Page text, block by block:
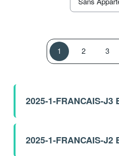
Catégories de
1 Page 12Page 23
2025-1-FRANCAIS-
2025-1-FRANCAIS-